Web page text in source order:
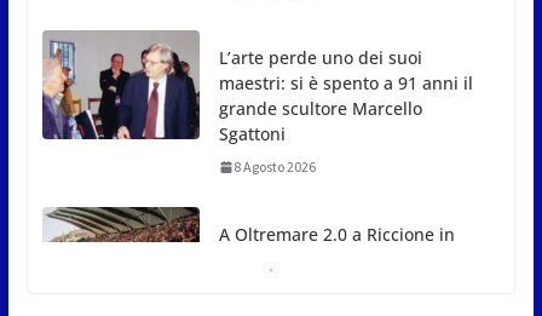
L’arte perde uno dei suoi
maestri: si è spento a 91 anni il
grande scultore Marcello
Sgattoni
8 Agosto 2026
A Oltremare 2.0 a Riccione in